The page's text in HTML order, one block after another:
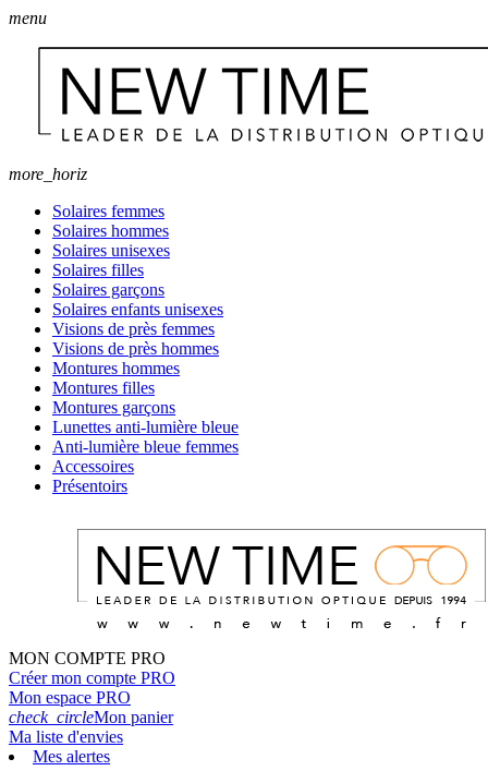
menu
more_horiz
Solaires femmes
Solaires hommes
Solaires unisexes
Solaires filles
Solaires garçons
Solaires enfants unisexes
Visions de près femmes
Visions de près hommes
Montures hommes
Montures filles
Montures garçons
Lunettes anti-lumière bleue
Anti-lumière bleue femmes
Accessoires
Présentoirs
MON COMPTE PRO
Créer mon compte PRO
Mon espace PRO
check_circleMon panier
Ma liste d'envies
Mes alertes